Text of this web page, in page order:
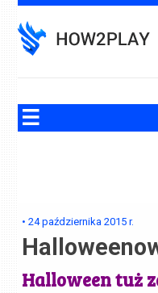
to
content
•24 października 2015 r.
Halloween tuż